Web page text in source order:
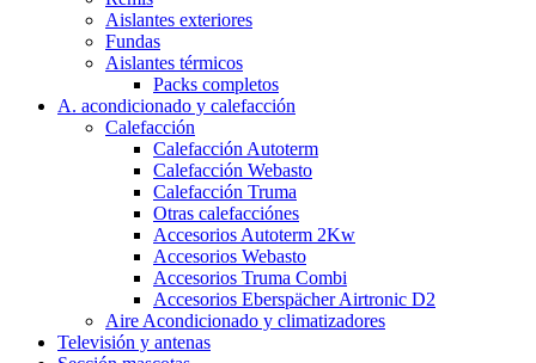
Aislantes exteriores
Fundas
Aislantes térmicos
Packs completos
A. acondicionado y calefacción
Calefacción
Calefacción Autoterm
Calefacción Webasto
Calefacción Truma
Otras calefacciónes
Accesorios Autoterm 2Kw
Accesorios Webasto
Accesorios Truma Combi
Accesorios Eberspächer Airtronic D2
Aire Acondicionado y climatizadores
Televisión y antenas